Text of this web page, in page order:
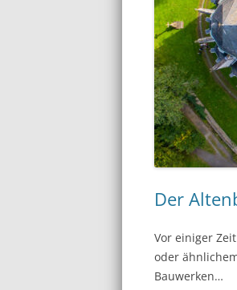
Der
Vor einiger
oder
Bauwerken…